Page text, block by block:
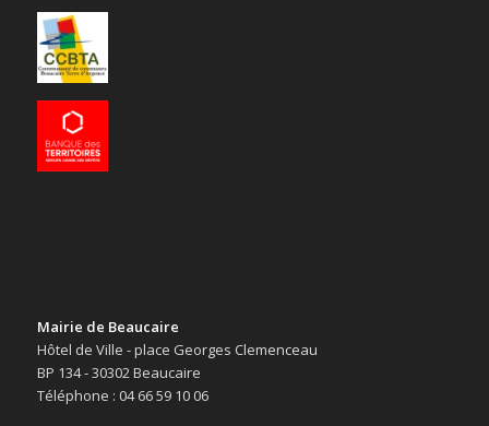
Mairie de Beaucaire
Hôtel de Ville - place Georges Clemenceau
BP 134 - 30302 Beaucaire
Téléphone : 04 66 59 10 06